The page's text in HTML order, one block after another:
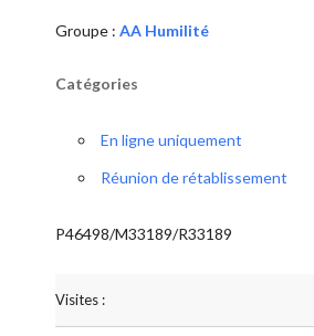
Groupe : AA Humilité
Catégories
En ligne uniquement
Réunion de rétablissement
P46498/M33189/R33189
Visites :